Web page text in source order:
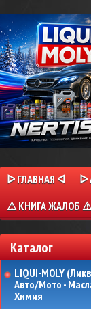
ᐅ ГЛАВНАЯ ᐊ ᐅ
⚠ КНИГА ЖАЛОБ ⚠
Каталог
LIQUI-MOLY
Авто/Мото -
Химия